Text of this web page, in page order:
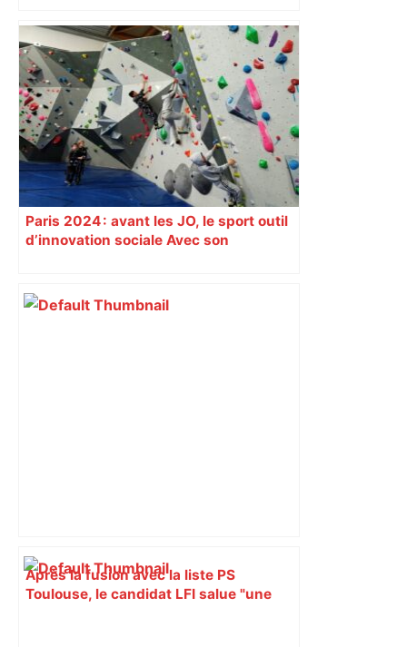
Près de Toulouse : dans cette zone
économique, un axe majeur va être
fermé en fin de soirée, voici les
déviations – Actu.fr
Paris 2024 : avant les JO, le sport outil
d’innovation sociale Avec son
soutient depuis deux ans des
centaines de projets à vocation sociale.
Après la fusion avec la liste PS
Toulouse, le candidat LFI salue "une